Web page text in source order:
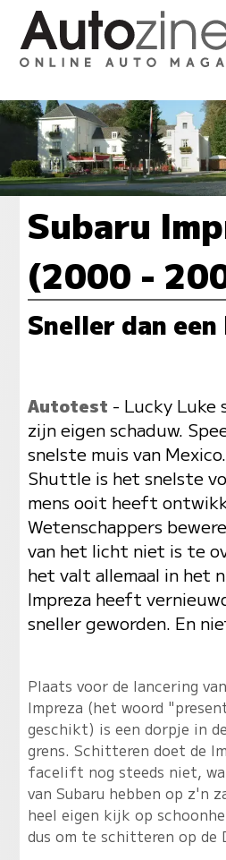
Subaru
(2000 -
Sneller dan een
Autotest - Lucky Luke
zijn eigen schaduw.
snelste muis van
Shuttle is het snelste
mens ooit heeft
Wetenschappers
van het licht niet is te
het valt allemaal in het
Impreza heeft
sneller geworden. En
Plaats voor de lancering
Impreza (het woord
geschikt) is een dorpje in
grens. Schitteren doet de
facelift nog steeds niet,
van Subaru hebben op z'n
heel eigen kijk op
dus om te schitteren op de